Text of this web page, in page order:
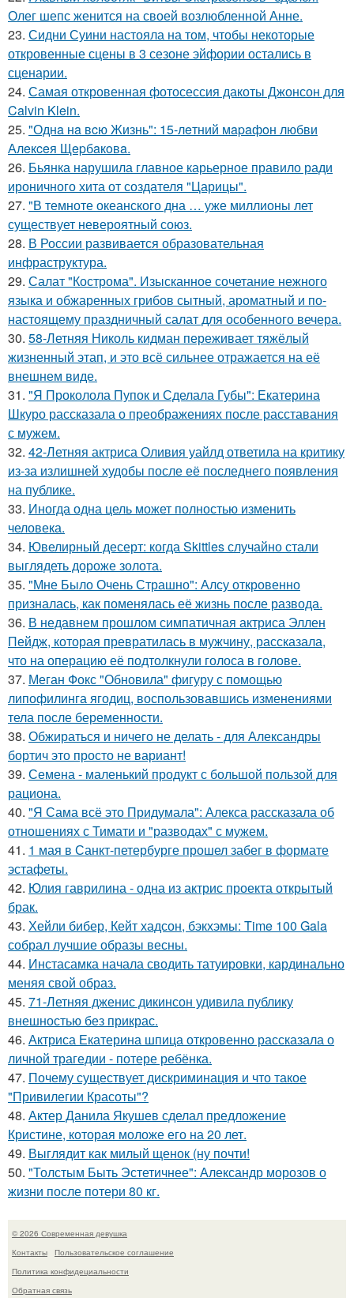
Олег шепс женится на своей возлюбленной Анне.
23. Сидни Суини настояла на том, чтобы некоторые
откровенные сцены в 3 сезоне эйфории остались в
сценарии.
24. Самая откровенная фотосессия дакоты Джонсон для
Calvin Klein.
25. "Однa нa вcю Жизнь": 15-лeтний мapaфoн любви
Алeкceя Щepбaкoвa.
26. Бьянка нарушила главное карьерное правило ради
ироничного хита от создателя "Царицы".
27. "В темноте океанского дна … уже миллионы лет
существует невероятный союз.
28. В России развивается образовательная
инфраструктура.
29. Салат "Кострома". Изысканное сочетание нежного
языка и обжаренных грибов сытный, ароматный и по-
настоящему праздничный салат для особенного вечера.
30. 58-Летняя Николь кидман переживает тяжёлый
жизненный этап, и это всё сильнее отражается на её
внешнем виде.
31. "Я Проколола Пупок и Сделала Губы": Екатерина
Шкуро рассказала о преображениях после расставания
с мужем.
32. 42-Летняя актриса Оливия уайлд ответила на критику
из-за излишней худобы после её последнего появления
на публике.
33. Иногда одна цель может полностью изменить
человека.
34. Ювелирный десерт: когда Skittles случайно стали
выглядеть дороже золота.
35. "Мне Было Очень Страшно": Алсу откровенно
призналась, как поменялась её жизнь после развода.
36. В недавнем прошлом симпатичная актриса Эллен
Пейдж, которая превратилась в мужчину, рассказала,
что на операцию её подтолкнули голоса в голове.
37. Меган Фокс "Обновила" фигуру с помощью
липофилинга ягодиц, воспользовавшись изменениями
тела после беременности.
38. Обжираться и ничего не делать - для Александры
бортич это просто не вариант!
39. Семена - маленький продукт с большой пользой для
рациона.
40. "Я Сама всё это Придумала": Алекса рассказала об
отношениях с Тимати и "разводах" с мужем.
41. 1 мая в Санкт-петербурге прошел забег в формате
эстафеты.
42. Юлия гаврилина - одна из актрис проекта открытый
брак.
43. Хейли бибер, Кейт хадсон, бэкхэмы: Time 100 Gala
собрал лучшие образы весны.
44. Инстасамка начала сводить татуировки, кардинально
меняя свой образ.
45. 71-Летняя дженис дикинсон удивила публику
внешностью без прикрас.
46. Актриса Екатерина шпица откровенно рассказала о
личной трагедии - потере ребёнка.
47. Почему существует дискриминация и что такое
"Привилегии Красоты"?
48. Актер Данила Якушев сделал предложение
Кристине, которая моложе его на 20 лет.
49. Выглядит как милый щенок (ну почти!
50. "Толстым Быть Эстетичнее": Александр морозов о
жизни после потери 80 кг.
© 2026 Современная девушка
Контакты
Пользовательское соглашение
Политика конфидециальности
Обратная связь